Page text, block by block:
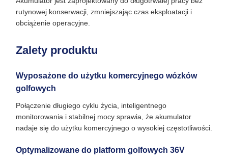
rutynowej konserwacji, zmniejszając czas eksploatacji i
obciążenie operacyjne.
Zalety produktu
Wyposażone do użytku komercyjnego wózków
golfowych
Połączenie długiego cyklu życia, inteligentnego
monitorowania i stabilnej mocy sprawia, że akumulator
nadaje się do użytku komercyjnego o wysokiej częstotliwości.
Optymalizowane do platform golfowych 36V